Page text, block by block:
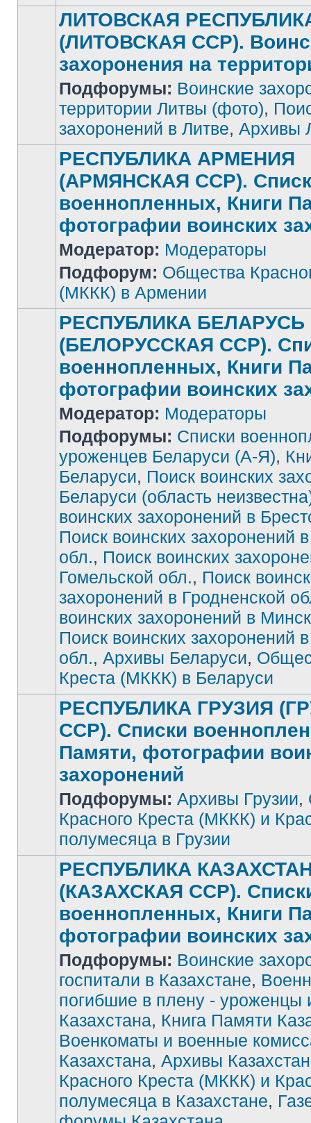
Нет
непрочитанных
ЛИТОВСКАЯ
(ЛИТОВСКАЯ ССР).
захоронения на
Подфорумы: Воинские
территории Литвы (фото),
захоронений в Литве, Архивы
непрочитанных
сообщений
РЕСПУБЛИКА АРМЕНИЯ
(АРМЯНСКАЯ ССР).
военнопленных, Книги
фотографии воинских
Модератор: Модераторы
Подфорум: Общества
(МККК) в Армении
Нет
непрочитанных
РЕСПУБЛИКА БЕЛАРУСЬ
(БЕЛОРУССКАЯ ССР).
военнопленных, Книги
фотографии воинских
Модератор: Модераторы
Подфорумы: Списки
уроженцев Беларуси (А-Я),
Беларуси, Поиск воинских
Беларуси (область
воинских захоронений в
Поиск воинских захоронений
обл., Поиск воинских
Гомельской обл., Поиск
захоронений в Гродненской
воинских захоронений в
Поиск воинских захоронений
обл., Архивы Беларуси,
Креста (МККК) в Беларуси
непрочитанных
сообщений
РЕСПУБЛИКА ГРУЗИЯ
ССР). Списки
Памяти, фотографии
захоронений
Подфорумы: Архивы Грузии,
Красного Креста (МККК) и
полумесяца в Грузии
Нет
непрочитанных
сообщений
РЕСПУБЛИКА
(КАЗАХСКАЯ ССР).
военнопленных, Книги
фотографии воинских
Подфорумы: Воинские
госпитали в Казахстане,
погибшие в плену - уроженцы
Казахстана, Книга Памяти
Военкоматы и военные
Казахстана, Архивы
Красного Креста (МККК) и
полумесяца в Казахстане,